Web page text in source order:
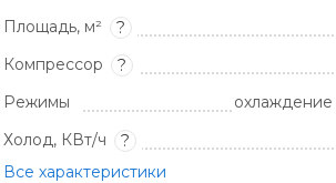
Площадь, м²
?
Компрессор
?
Режимы
Холод, КВт/ч
?
Все характеристики